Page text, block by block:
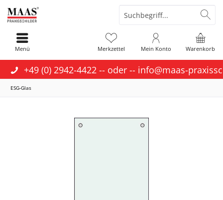
+49 (0) 2942-4422 -- oder -- info@maas-
Warenkorb
Merkzettel Mein Konto
Menü
ESG-Glas